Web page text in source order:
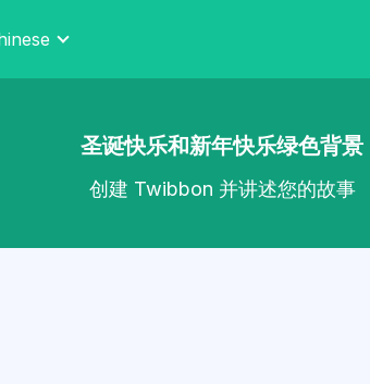
圣诞快乐和新年快乐绿色背景
创建 Twibbon 并讲述您的故事